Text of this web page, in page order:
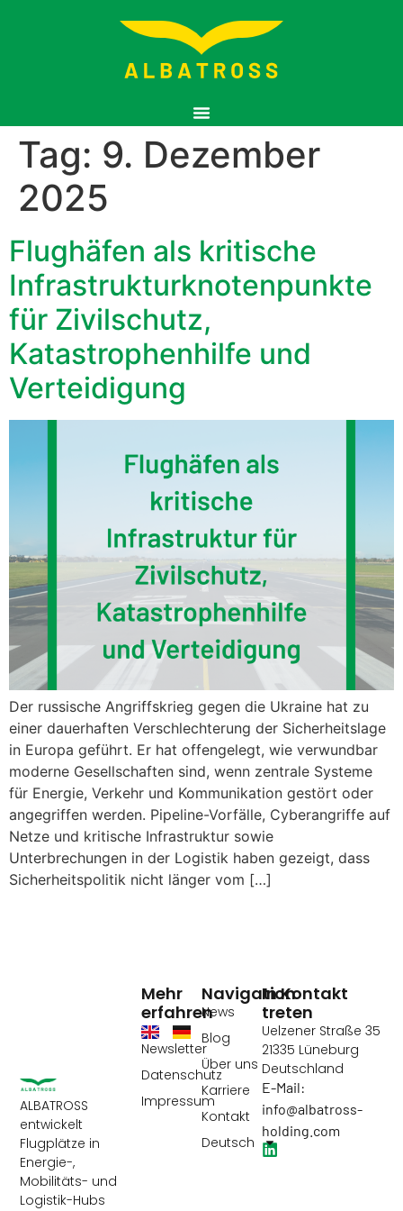
Tag: 9. Dezember
2025
Flughäfen als kritische
Infrastrukturknotenpunkte
für Zivilschutz,
Katastrophenhilfe und
Verteidigung
Der russische Angriffskrieg gegen die Ukraine hat zu
einer dauerhaften Verschlechterung der Sicherheitslage
in Europa geführt. Er hat offengelegt, wie verwundbar
moderne Gesellschaften sind, wenn zentrale Systeme
für Energie, Verkehr und Kommunikation gestört oder
angegriffen werden. Pipeline-Vorfälle, Cyberangriffe auf
Netze und kritische Infrastruktur sowie
Unterbrechungen in der Logistik haben gezeigt, dass
Sicherheitspolitik nicht länger vom […]
ALBATROSS
entwickelt
Flugplätze in
Energie-,
Mobilitäts- und
Logistik-Hubs
Navigation
News
Blog
Über uns
Karriere
Kontakt
Deutsch
Mehr
erfahren
Newsletter
Datenschutz
Impressum
In Kontakt
treten
Uelzener Straße 35
21335 Lüneburg
Deutschland
E-Mail:
info@albatross-
holding.com